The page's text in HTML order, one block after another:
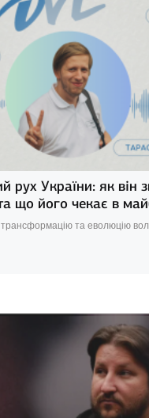
рух України: як він
що його чекає в
та еволюцію